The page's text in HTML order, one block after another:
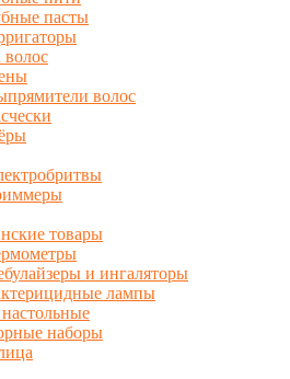
пасты
волос
волос
товары
и ингаляторы
лампы
наборы